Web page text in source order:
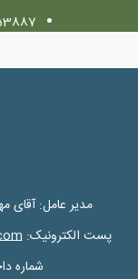
مدیر عامل: آقای
پست الکترونیک:
شماره